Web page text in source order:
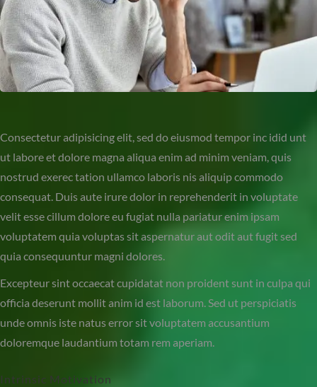
Consectetur adipisicing elit, sed do eiusmod tempor inc idid unt
ut labore et dolore magna aliqua enim ad minim veniam, quis
nostrud exerec tation ullamco laboris nis aliquip commodo
consequat. Duis aute irure dolor in reprehenderit in voluptate
velit esse cillum dolore eu fugiat nulla pariatur enim ipsam
voluptatem quia voluptas sit aspernatur aut odit aut fugit sed
quia consequuntur magni dolores.
Excepteur sint occaecat cupidatat non proident sunt in culpa qui
officia deserunt mollit anim id est laborum. Sed ut perspiciatis
unde omnis iste natus error sit voluptatem accusantium
doloremque laudantium totam rem aperiam.
Intrinsic Motivation